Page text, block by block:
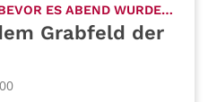
ES ABEND WURDE…
Grabfeld der